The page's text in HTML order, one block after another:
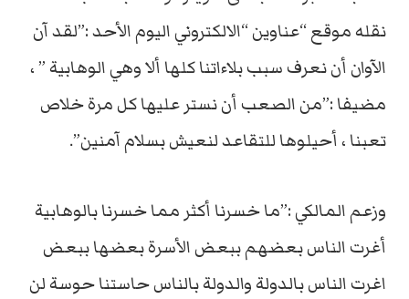
نقله موقع “عناوين “الالكتروني اليوم الأحد :”لقد آن
الآوان أن نعرف سبب بلاءاتنا كلها ألا وهي الوهابية ” ،
مضيفا :”من الصعب أن نستر عليها كل مرة خلاص
تعبنا ، أحيلوها للتقاعد لنعيش بسلام آمنين”.
وزعم المالكي :”ما خسرنا أكثر مما خسرنا بالوهابية
أغرت الناس بعضهم ببعض الأسرة بعضها ببعض
اغرت الناس بالدولة والدولة بالناس حاستنا حوسة لن